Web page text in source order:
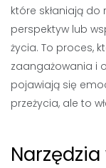
które skłaniają
perspektyw lub
życia. To proces,
zaangażowania i
pojawiają się
przeżycia, ale to